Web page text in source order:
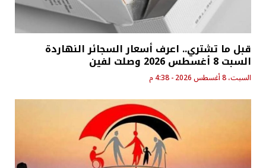
قبل ما تشتري.. اعرف أسعار السجائر النهاردة
السبت 8 أغسطس 2026 وصلت لفين
السبت، 8 أغسطس 2026 - 4:38 م